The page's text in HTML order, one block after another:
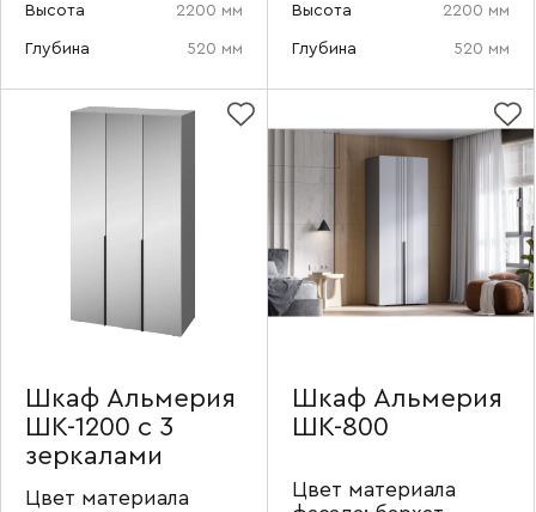
Высота 2200 мм
Глубина 520 мм
Высота 2200 мм
Глубина 520 мм
Шкаф Альмерия
ШК-1200 с 3
зеркалами
Цвет материала
Шкаф Альмерия
ШК-800
Цвет материала